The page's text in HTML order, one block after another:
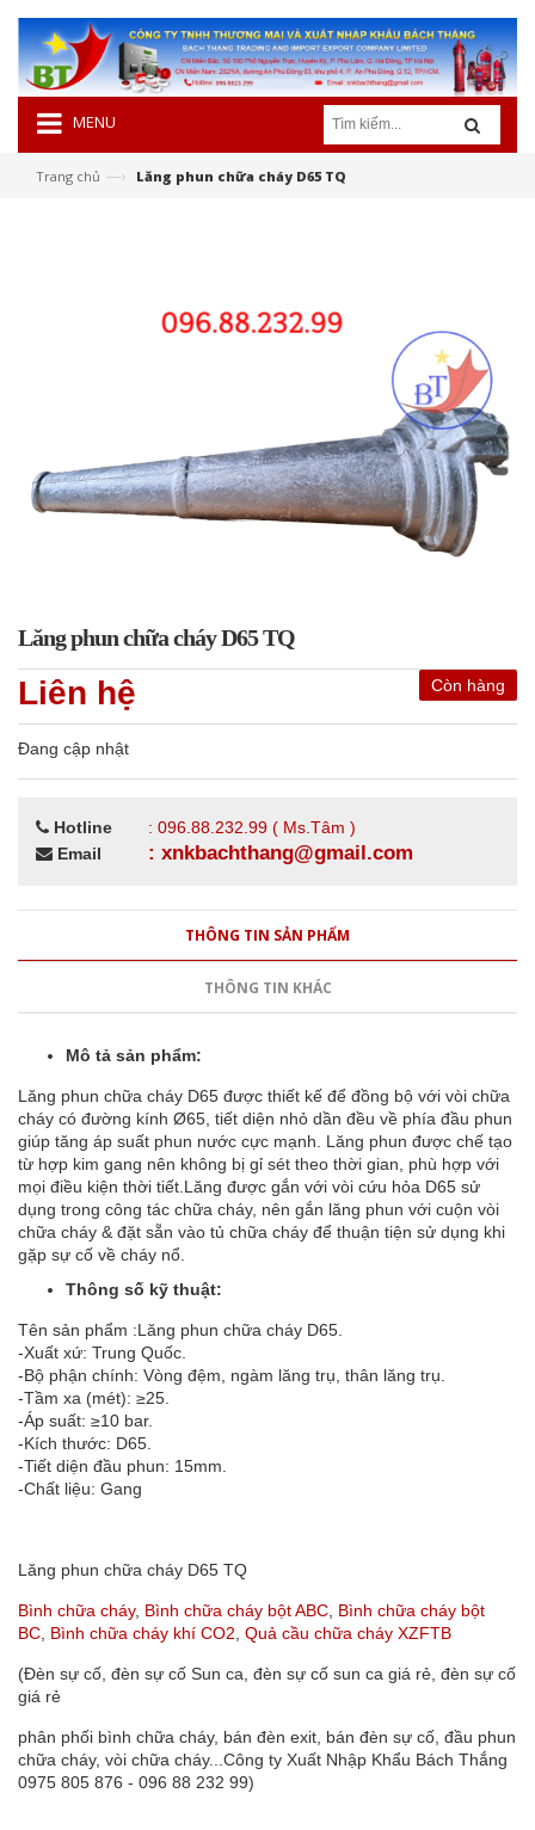
MENU
Trang chủ —› Lăng phun chữa cháy D65 TQ
Lăng phun chữa cháy D65 TQ
Còn hàng
Liên hệ
Đang cập nhật
Hotline
: 096.88.232.99 ( Ms.Tâm )
Email
: xnkbachthang@gmail.com
THÔNG TIN SẢN PHẨM
THÔNG TIN KHÁC
Mô tả sản phẩm:
Lăng phun chữa cháy D65 được thiết kế để đồng bộ với vòi chữa
cháy có đường kính Ø65, tiết diện nhỏ dần đều về phía đầu phun
giúp tăng áp suất phun nước cực mạnh. Lăng phun được chế tạo
từ hợp kim gang nên không bị gỉ sét theo thời gian, phù hợp với
mọi điều kiện thời tiết.Lăng được gắn với vòi cứu hỏa D65 sử
dụng trong công tác chữa cháy, nên gắn lăng phun với cuộn vòi
chữa cháy & đặt sẵn vào tủ chữa cháy để thuận tiện sử dụng khi
gặp sự cố về cháy nổ.
Thông số kỹ thuật:
Tên sản phẩm :Lăng phun chữa cháy D65.
-Xuất xứ: Trung Quốc.
-Bộ phận chính: Vòng đệm, ngàm lăng trụ, thân lăng trụ.
-Tầm xa (mét): ≥25.
-Áp suất: ≥10 bar.
-Kích thước: D65.
-Tiết diện đầu phun: 15mm.
-Chất liệu: Gang
Lăng phun chữa cháy D65 TQ
Bình chữa cháy, Bình chữa cháy bột ABC, Bình chữa cháy bột
BC, Bình chữa cháy khí CO2, Quả cầu chữa cháy XZFTB
(Đèn sự cố, đèn sự cố Sun ca, đèn sự cố sun ca giá rẻ, đèn sự cố
giá rẻ
phân phối bình chữa cháy, bán đèn exit, bán đèn sự cố, đầu phun
chữa cháy, vòi chữa cháy...Công ty Xuất Nhập Khẩu Bách Thắng
0975 805 876 - 096 88 232 99)